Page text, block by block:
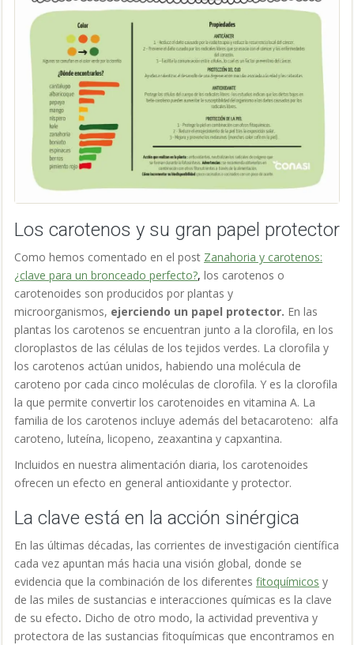
Los carotenos y su gran papel protector
Como hemos comentado en el post Zanahoria y carotenos:
¿clave para un bronceado perfecto?, los carotenos o
carotenoides son producidos por plantas y
microorganismos, ejerciendo un papel protector. En las
plantas los carotenos se encuentran junto a la clorofila, en los
cloroplastos de las células de los tejidos verdes. La clorofila y
los carotenos actúan unidos, habiendo una molécula de
caroteno por cada cinco moléculas de clorofila. Y es la clorofila
la que permite convertir los carotenoides en vitamina A. La
familia de los carotenos incluye además del betacaroteno: alfa
caroteno, luteína, licopeno, zeaxantina y capxantina.
Incluidos en nuestra alimentación diaria, los carotenoides
ofrecen un efecto en general antioxidante y protector.
La clave está en la acción sinérgica
En las últimas décadas, las corrientes de investigación científica
cada vez apuntan más hacia una visión global, donde se
evidencia que la combinación de los diferentes fitoquímicos y
de las miles de sustancias e interacciones químicas es la clave
de su efecto. Dicho de otro modo, la actividad preventiva y
protectora de las sustancias fitoquímicas que encontramos en